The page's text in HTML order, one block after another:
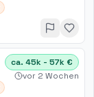
ca. 45k - 57k €
vor 2 Wochen